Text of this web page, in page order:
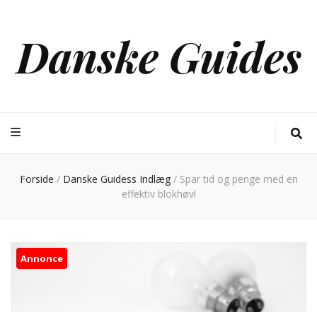
Danske Guides
Forside / Danske Guidess Indlæg / Spar tid og penge med en
effektiv blokhøvl
Annonce